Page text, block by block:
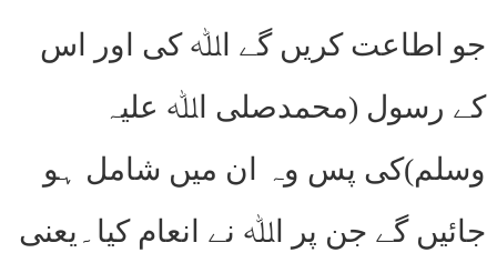
جو اطاعت کریں گے اﷲ کی اور اس
کے رسول (محمدصلی اﷲ علیہ
وسلم)کی پس وہ ان میں شامل ہو
جائیں گے جن پر اﷲ نے انعام کیا۔یعنی